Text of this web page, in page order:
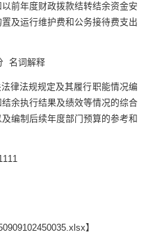
前年度财政拨款结转结余资金安
及运行维护费和公务接待费支出
名词解释
律法规规定及其履行职能情况编
余执行结果及绩效等情况的综合
编制后续年度部门预算的参考和
】